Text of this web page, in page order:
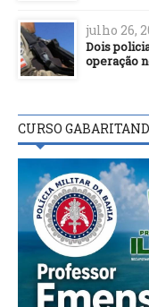
julho 26,
Dois
operação
CURSO